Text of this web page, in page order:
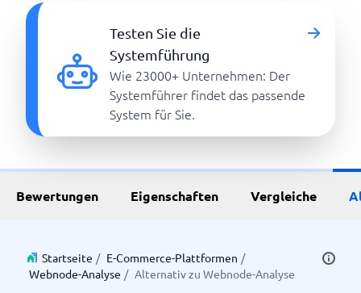
Testen Sie die
Systemführung
Wie 23000+ Unternehmen: Der
Systemführer findet das passende
System für Sie.
Bewertungen Eigenschaften Vergleiche
Startseite / E-Commerce-Plattformen /
Webnode-Analyse / Alternativ zu Webnode-Analyse